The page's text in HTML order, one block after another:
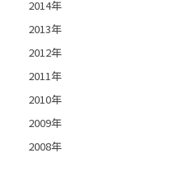
2014年
2013年
2012年
2011年
2010年
2009年
2008年